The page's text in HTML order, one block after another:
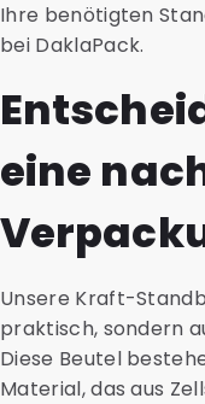
Ihre benötigten
bei DaklaPack.
eine
Unsere Kraft-
praktisch, sondern
Diese Beutel
Material, das aus